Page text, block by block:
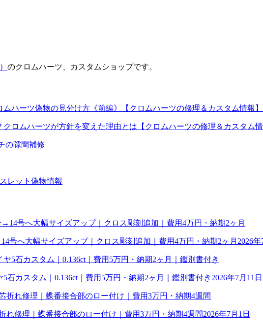
のクロムハーツ、カスタムショップです。
ハーツ偽物の見分け方《前編》【クロムハーツの修理＆カスタム情報】
ロムハーツが方針を変えた理由とは【クロムハーツの修理＆カスタム情
の隙間補修
レット偽物情報
号へ大幅サイズアップ｜クロス彫刻追加｜費用4万円・納期2ヶ月 2026年
石カスタム｜0.136ct｜費用5万円・納期2ヶ月｜鑑別書付き 2026年7月11日
れ修理｜蝶番接合部のロー付け｜費用3万円・納期4週間2026年7月1日